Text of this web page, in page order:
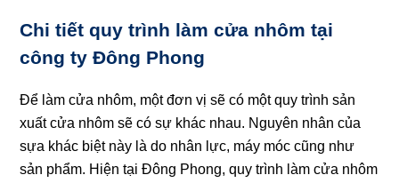
Chi tiết quy trình làm cửa nhôm tại
công ty Đông Phong
Để làm cửa nhôm, một đơn vị sẽ có một quy trình sản
xuất cửa nhôm sẽ có sự khác nhau. Nguyên nhân của
sựa khác biệt này là do nhân lực, máy móc cũng như
sản phẩm. Hiện tại Đông Phong, quy trình làm cửa nhôm